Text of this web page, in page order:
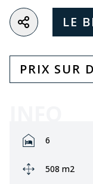
LE
PRIX SUR
Rooms:
6
Ground area:
508 m2